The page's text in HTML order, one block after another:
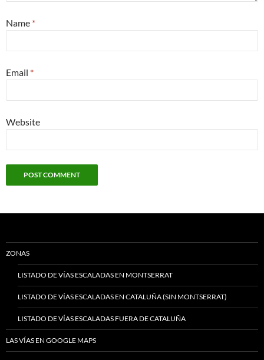
Name *
Email *
Website
ZONAS
LISTADO DE VÍAS ESCALADAS EN MONTSERRAT
LISTADO DE VÍAS ESCALADAS EN CATALUÑA (SIN MONTSERRAT)
LISTADO DE VÍAS ESCALADAS FUERA DE CATALUÑA
LAS VÍAS EN GOOGLE MAPS